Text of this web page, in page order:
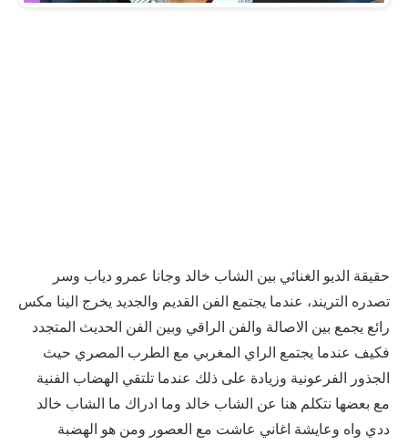
حقيقة الديو الغنائي بين الشاب خالد وجانا عمرو دياب وسر
تصدره التريند، عندما يجتمع الفن القديم والجديد يخرج الينا مكس
رائع يجمع بين الاصالة والفن الراقي وبين الفن الحديث المتجدد
فكيف عندما يجتمع الراي المغربي مع الطرب المصري حيث
الجذور الفرعونية وزيادة على ذلك عندما تلتقي الهضاب الفنية
مع بعضها نتكلم هنا عن الشاب خالد وما ادراك ما الشاب خالد
ددي واه وعايشة اغاني عاشت مع العصور ومن هو الهضبة